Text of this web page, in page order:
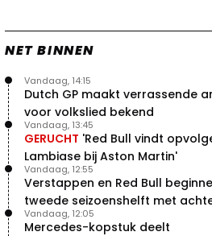
NET BINNEN
Dutch GP maakt verrassende
voor volkslied bekend
Vandaag, 14:15
GERUCHT 'Red Bull vindt
Lambiase bij Aston Martin'
Vandaag, 13:45
Verstappen en Red Bull
tweede seizoenshelft met
Vandaag, 12:55
Mercedes-kopstuk deelt
Vandaag, 12:05